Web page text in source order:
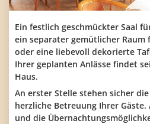
Ein festlich geschmückter Saal
ein separater gemütlicher Raum
oder eine liebevoll dekorierte
Ihrer geplanten Anlässe findet
Haus.
An erster Stelle stehen sicher
herzliche Betreuung Ihrer
und die